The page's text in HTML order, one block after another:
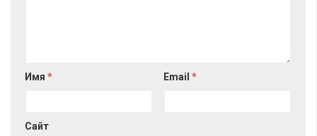
Имя * Email*
Сайт